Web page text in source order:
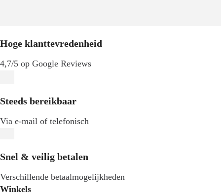
Hoge klanttevredenheid
4,7/5 op Google Reviews
Steeds bereikbaar
Via e-mail of telefonisch
Snel & veilig betalen
Verschillende betaalmogelijkheden
Winkels